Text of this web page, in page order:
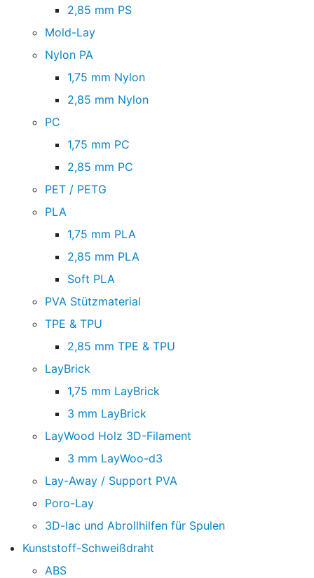
2,85 mm PS
Mold-Lay
Nylon PA
1,75 mm Nylon
2,85 mm Nylon
PC
1,75 mm PC
2,85 mm PC
PET / PETG
PLA
1,75 mm PLA
2,85 mm PLA
Soft PLA
PVA Stützmaterial
TPE & TPU
2,85 mm TPE & TPU
LayBrick
1,75 mm LayBrick
3 mm LayBrick
LayWood Holz 3D-Filament
3 mm LayWoo-d3
Lay-Away / Support PVA
Poro-Lay
3D-lac und Abrollhilfen für Spulen
Kunststoff-Schweißdraht
ABS